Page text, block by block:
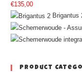
€135,00
Brigantus
Product